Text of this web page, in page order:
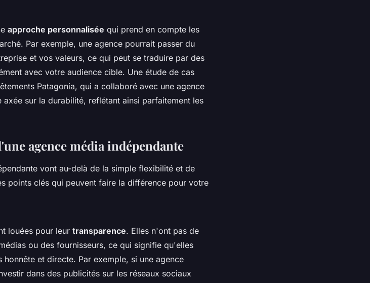
approche personnalisée qui prend en compte les
Par exemple, une agence pourrait passer du
et vos valeurs, ce qui peut se traduire par des
avec votre audience cible. Une étude de cas
Patagonia, qui a collaboré avec une agence
sur la durabilité, reflétant ainsi parfaitement les
agence média indépendante
vont au-delà de la simple flexibilité et de
points clés qui peuvent faire la différence pour votre
louées pour leur transparence. Elles n'ont pas de
ou des fournisseurs, ce qui signifie qu'elles
et directe. Par exemple, si une agence
dans des publicités sur les réseaux sociaux